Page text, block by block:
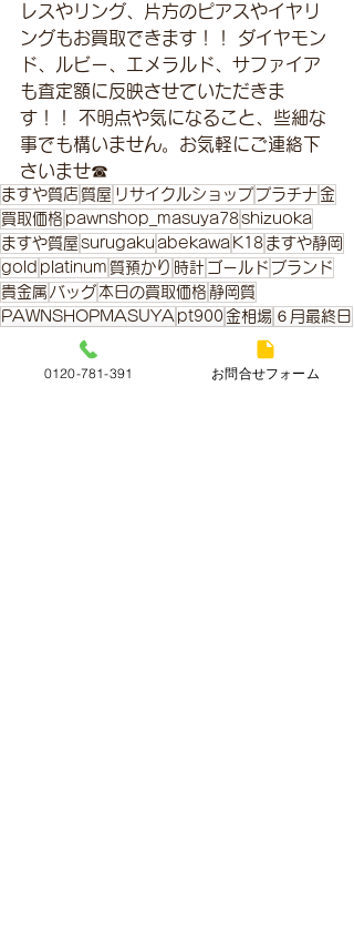
レスやリング、片方のピアスやイヤリ
ングもお買取できます！！ ダイヤモン
ド、ルビー、エメラルド、サファイア
も査定額に反映させていただきま
す！！ 不明点や気になること、些細な
事でも構いません。お気軽にご連絡下
さいませ☎
ますや質店 質屋 リサイクルショップ プラチナ 金
買取価格 pawnshop_masuya78shizuoka
ますや質屋 surugaku abekawa K18 ますや静岡
gold platinum 質預かり 時計 ゴールド ブランド
貴金属 バッグ 本日の買取価格 静岡質
PAWNSHOPMASUYA pt900 金相場 ６月最終日
金・プラチナ本日の買取価格
0120-781-391 お問合せフォーム